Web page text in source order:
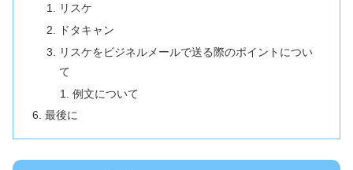
リスケ
ドタキャン
リスケをビジネルメールで送る際のポイントについ
て
例文について
最後に